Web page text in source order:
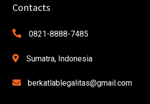
Contacts
0821-8888-7485
Sumatra, Indonesia
berkatlablegalitas@gmail.com